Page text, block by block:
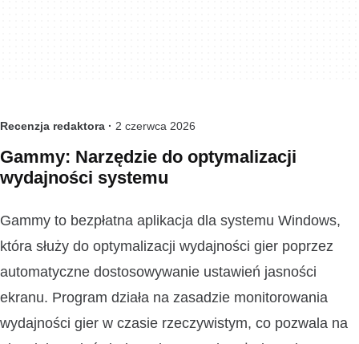
Recenzja redaktora · 2 czerwca 2026
Gammy: Narzędzie do optymalizacji
wydajności systemu
Gammy to bezpłatna aplikacja dla systemu Windows,
która służy do optymalizacji wydajności gier poprzez
automatyczne dostosowywanie ustawień jasności
ekranu. Program działa na zasadzie monitorowania
wydajności gier w czasie rzeczywistym, co pozwala na